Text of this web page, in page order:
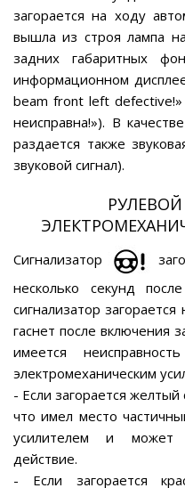
загорается на ходу
вышла из строя лампа
задних габаритных
информационном
beam front left
неисправна!»). В
раздается также
звуковой сигнал).
Сигнализатор
несколько секунд
сигнализатор
гаснет после включения
имеется
электромеханическим
- Если загорается желтый
что имел место
усилителем и может
действие.
- Если загорается